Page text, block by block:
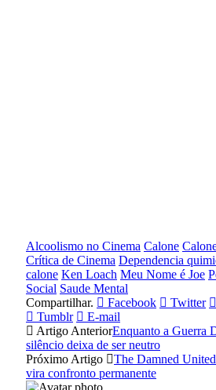
Alcoolismo no Cinema Calone
Crítica de Cinema Dependencia
calone Ken Loach Meu Nome é Joe
Social Saude Mental
Compartilhar.
Facebook Twitter
Tumblr
E-mail
Artigo AnteriorEnquanto a Guerra
silêncio deixa de ser neutro
Próximo Artigo
The Damned
vira confronto permanente